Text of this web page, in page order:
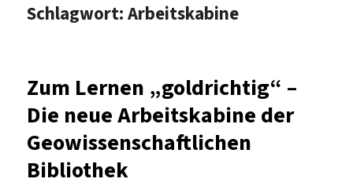
Schlagwort:Arbeitskabine
Zum Lernen „goldrichtig“ –
Die neue Arbeitskabine der
Geowissenschaftlichen
Bibliothek